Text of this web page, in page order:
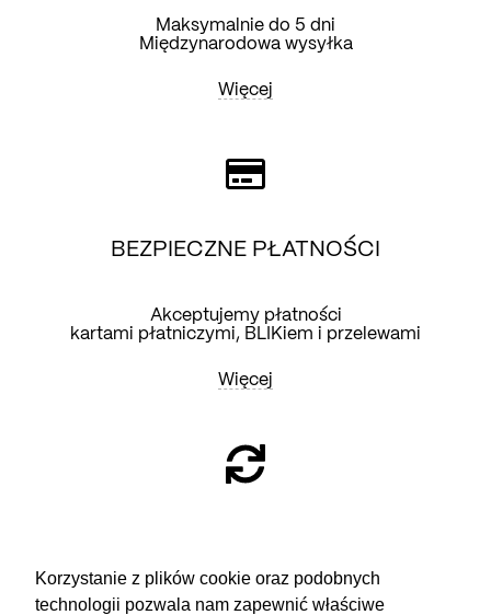
Korzystanie z plików cookie oraz podobnych
technologii pozwala nam zapewnić właściwe
Maksymalnie do 5 dni
Międzynarodowa wysyłka
Więcej
BEZPIECZNE PŁATNOŚCI
Akceptujemy płatności
kartami płatniczymi, BLIKiem i przelewami
Więcej
Masz 14 dni na podjęcie